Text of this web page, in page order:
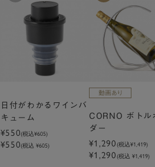
日付がわかるワインバ
キューム
¥550(税込¥605)
¥550(税込 ¥605)
CORNO ボトル
ダー
¥1,290(税込¥1,419)
¥1,290(税込 ¥1,419)